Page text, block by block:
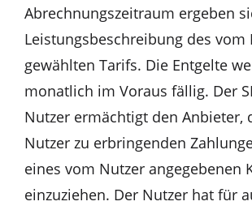
Abrechnungszeitraum ergeben
Leistungsbeschreibung des vom
gewählten Tarifs. Die Entgelte
monatlich im Voraus fällig. Der
Nutzer ermächtigt den Anbieter,
Nutzer zu erbringenden
eines vom Nutzer angegebenen
einzuziehen. Der Nutzer hat für